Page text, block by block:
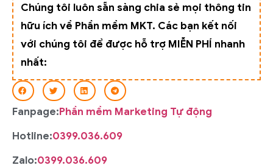
Chúng tôi luôn sẵn sàng chia sẻ mọi thông tin
hữu ích về Phần mềm MKT. Các bạn kết nối
với chúng tôi để được hỗ trợ MIỄN PHÍ nhanh
nhất:
Fanpage:Phần mềm Marketing Tự động
Hotline:0399.036.609
Zalo:0399.036.609